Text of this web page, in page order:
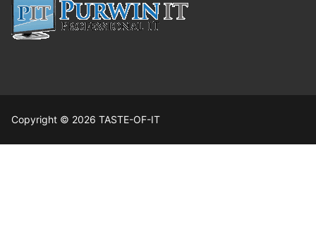
Copyright © 2026 TASTE-OF-IT